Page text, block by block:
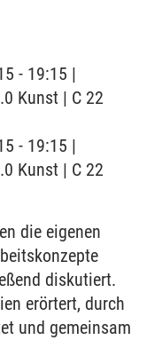
- 19:15 |
Kunst | C 22
- 19:15 |
Kunst | C 22
die eigenen
diskutiert.
erörtert, durch
und gemeinsam